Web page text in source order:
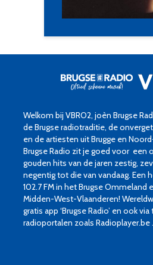
Welkom bij VBRO2, joèn Brugse
de Brugse radiotraditie, de
en de artiesten uit Brugge en
Brugse Radio zit je goed voor een
gouden hits van de jaren zestig,
negentig tot die van vandaag. Een
102.7 FM in het Brugse Ommeland
Midden-West-Vlaanderen!
gratis app ‘Brugse Radio’ en ook
radioportalen zoals Radioplayer.be .